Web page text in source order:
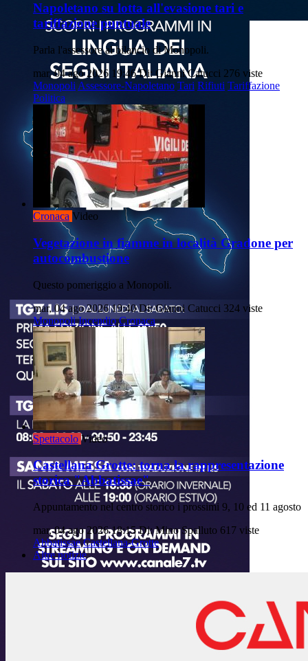
Napoletano su lotta all'evasione tari e
tariffazione puntuale
Parla l'assessore al bilancio di Monopoli.
mar, 04 ago 2026 19:46 Di: Gianni Catucci 276 viste
Monopoli Assessore-Napoletano Tari Rifiuti Tariffazione
Politica
Cronaca Video
Vegetazione in fiamme in località Gradone per
autocombustione
Questo pomeriggio a Monopoli.
mar, 04 ago 2026 19:40 Di: Gianni Catucci 324 viste
Monopoli Incendio Cronaca
Spettacolo Video
Castellana Grotte: torna la rappresentazione
storica "Abbatissae"
Appuntamento nel centro storico i prossimi 9, 10 ed 11 agosto
mar, 04 ago 2026 18:15 Di: Mino Spalluto 617 viste
Abbatissae Castellana-Grotte
Altre notizie